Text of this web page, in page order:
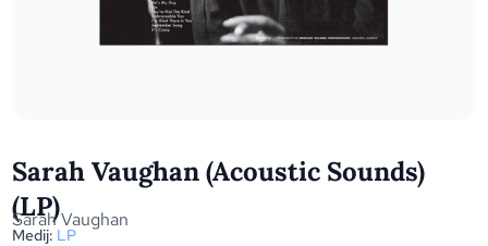
Sarah Vaughan (Acoustic Sounds)
(LP)
Sarah Vaughan
Medij: LP